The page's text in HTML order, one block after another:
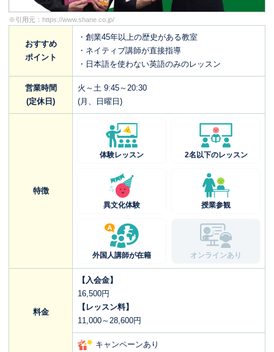
※引用元： https://www.shane.co.jp/
おすすめ
ポイント
・創業45年以上の歴史がある教室
・ネイティブ講師が直接指導
・日本語を使わない英語のみのレッスン
営業時間
(定休日)
火～土 9:45～20:30
(月、日曜日)
特徴
体験レッスン 2名以下のレッスン
異文化体験 授業参観
外国人講師が在籍 オンラインあり
料金
【入会金】
16,500円
【レッスン料】
11,000～28,600円
キャンペーンあり